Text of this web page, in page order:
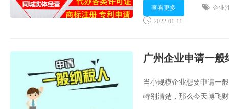
查看更多
企业
2022-01-11
广州企业申请一
当小规模企业想要申请一
特别清楚，那么今天博飞